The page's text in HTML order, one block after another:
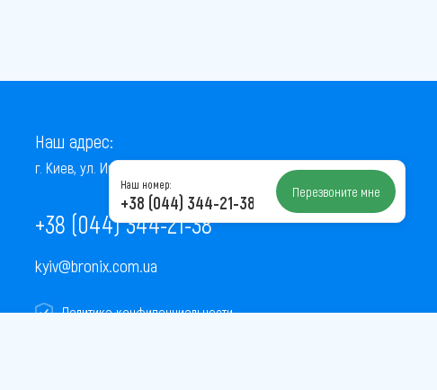
Наш адрес:
г. Киев, ул. Институтская, 22/7, оф. 41
+38 (044) 344-21-38
kyiv@bronix.com.ua
Политика конфиденциальности
Наш номер:
+38 (044) 344-21-38 Перезвоните мне